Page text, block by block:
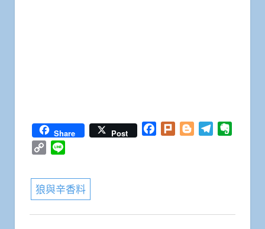
Share Post Facebook
Plurk BloggerTelegram
Copy
狼與辛香料